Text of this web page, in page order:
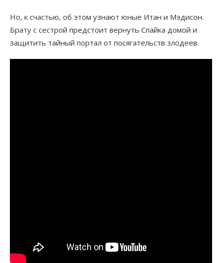
Но, к счастью, об этом узнают юные Итан и Мэдисон.
Брату с сестрой предстоит вернуть Спайка домой и
защитить тайный портал от посягательств злодеев.